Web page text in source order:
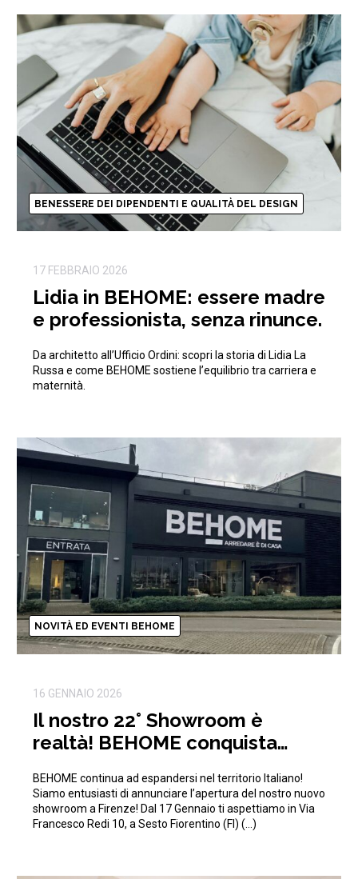
BENESSERE DEI DIPENDENTI E QUALITÀ DEL DESIGN
17 FEBBRAIO 2026
Lidia in BEHOME: essere madre
e professionista, senza rinunce.
Da architetto all’Ufficio Ordini: scopri la storia di Lidia La
Russa e come BEHOME sostiene l’equilibrio tra carriera e
maternità.
NOVITÀ ED EVENTI BEHOME
16 GENNAIO 2026
Il nostro 22° Showroom è
realtà! BEHOME conquista
BEHOME continua ad espandersi nel territorio Italiano!
Siamo entusiasti di annunciare l’apertura del nostro nuovo
showroom a Firenze! Dal 17 Gennaio ti aspettiamo in Via
Francesco Redi 10, a Sesto Fiorentino (FI) (…)